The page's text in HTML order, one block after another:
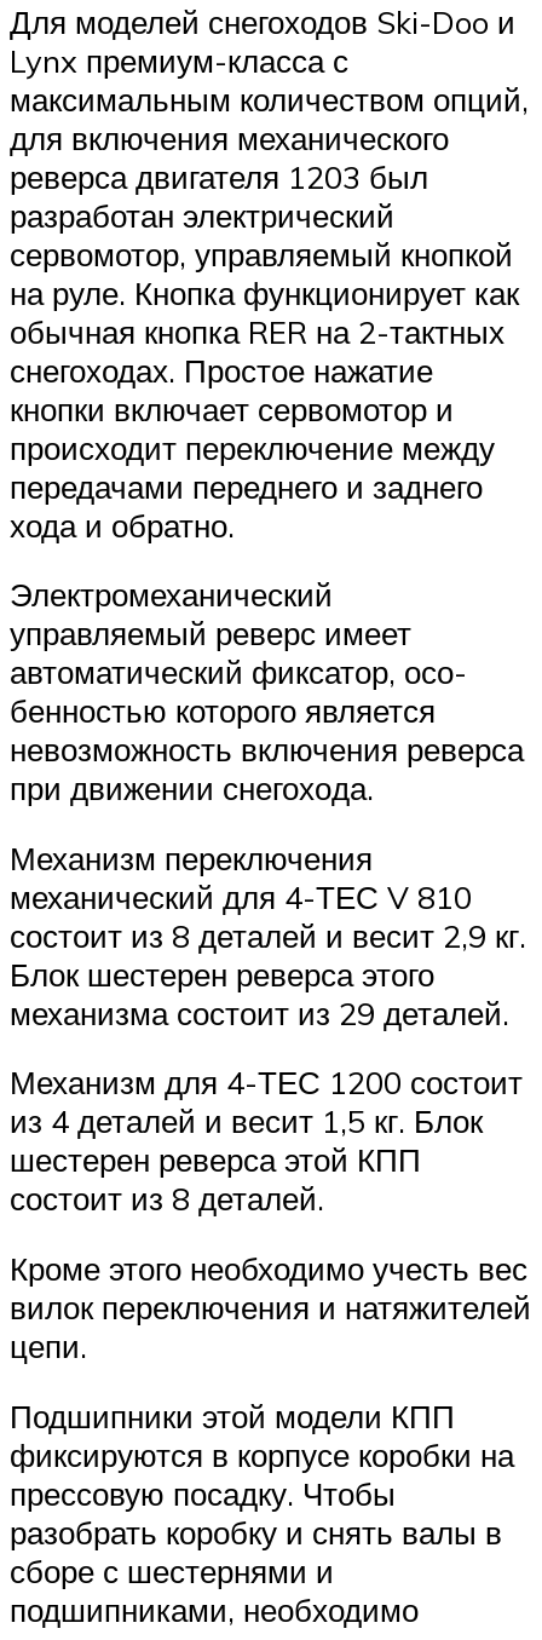
Для моделей снегоходов Ski-Doo и
Lynx премиум-класса с
максимальным количеством опций,
для включения механического
реверса двигателя 1203 был
разработан электрический
сервомотор, управляемый кнопкой
на руле. Кнопка функционирует как
обычная кнопка RER на 2-тактных
снегоходах. Простое нажатие
кнопки включает сервомотор и
происходит пере­ключение между
передачами переднего и заднего
хода и обратно.
Электромеханический
управляемый реверс имеет
автоматический фиксатор, осо­
бенностью которого является
невозможность включения реверса
при движении снегохо­да.
Механизм переключения
механический для 4-ТЕС V 810
состоит из 8 деталей и ве­сит 2,9 кг.
Блок шестерен реверса этого
механизма состоит из 29 деталей.
Механизм для 4-ТЕС 1200 состоит
из 4 деталей и весит 1,5 кг. Блок
шестерен ревер­са этой КПП
состоит из 8 деталей.
Кроме этого необходимо учесть вес
вилок переключения и натяжителей
цепи.
Подшипники этой модели КПП
фиксируются в корпусе коробки на
прессовую посад­ку. Чтобы
разобрать коробку и снять валы в
сборе с шестернями и
подшипниками, необ­ходимо